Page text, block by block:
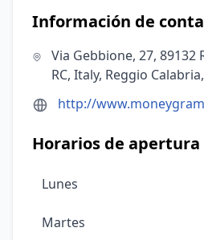
Información de
Via Gebbione, 27, 89132
RC, Italy, Reggio
http://
Horarios de apertura
Lunes
Martes